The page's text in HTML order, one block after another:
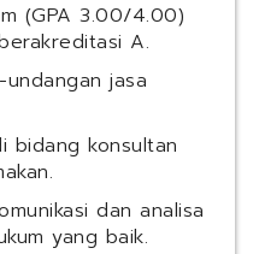
(GPA 3.00/4.00)
A.
jasa
bidang konsultan
dan analisa
yang baik.